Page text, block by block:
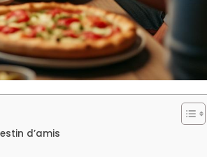
d’amis